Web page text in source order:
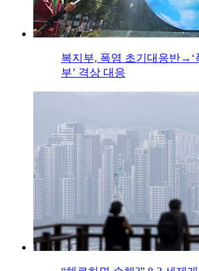
복지부, 폭염 초기대응반→‘
부’ 격상 대응